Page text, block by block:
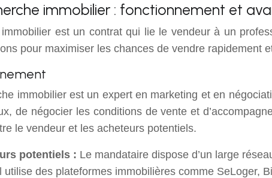
immobilier : fonctionnement et
est un contrat qui lie le vendeur à un
pour maximiser les chances de vendre rapidement
immobilier est un expert en marketing et en
de négocier les conditions de vente et
le vendeur et les acheteurs potentiels.
potentiels : Le mandataire dispose d’un large
utilise des plateformes immobilières comme SeLoger,